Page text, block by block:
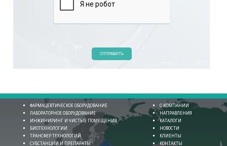
ОТПРАВИТЬ
ФАРМАЦЕВТИЧЕСКОЕ ОБОРУДОВАНИЕ
ЛАБОРАТОРНОЕ ОБОРУДОВАНИЕ
ИНЖИНИРИНГ И ЧИСТЫЕ ПОМЕЩЕНИЯ
БИОТЕХНОЛОГИИ
ТРАНСФЕР ТЕХНОЛОГИЙ
СУБСТАНЦИИ И ПРЕПАРАТЫ
О КОМПАНИИ
НАПРАВЛЕНИЯ
КАТАЛОГИ
НОВОСТИ
КЛИЕНТЫ
КОНТАКТЫ